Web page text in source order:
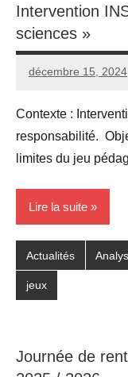
Intervention
sciences »
décembre 15, 2024
Seg0_La_Vraie
1
Contexte :
responsabilité.
limites du jeu
Lire la suite
Actualités
jeux
Journée de